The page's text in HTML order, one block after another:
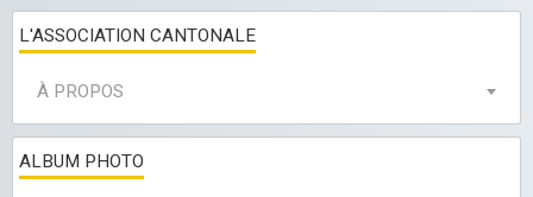
L'ASSOCIATION CANTONALE
À PROPOS
ALBUM PHOTO